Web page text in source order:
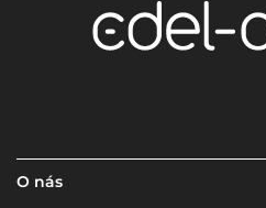
O nás